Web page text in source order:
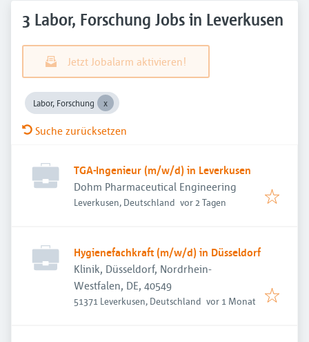
3 Labor, Forschung Jobs in Leverkusen
Jetzt Jobalarm aktivieren!
Labor, Forschung
Suche zurücksetzen
TGA-Ingenieur (m/w/d) in Leverkusen
Dohm Pharmaceutical Engineering
Leverkusen, Deutschland Veröffentlicht
vor 2 Tagen
Hygienefachkraft (m/w/d) in Düsseldorf
Klinik, Düsseldorf, Nordrhein-
Westfalen, DE, 40549
51371 Leverkusen, Deutschland Veröffentlicht
vor 1 Monat